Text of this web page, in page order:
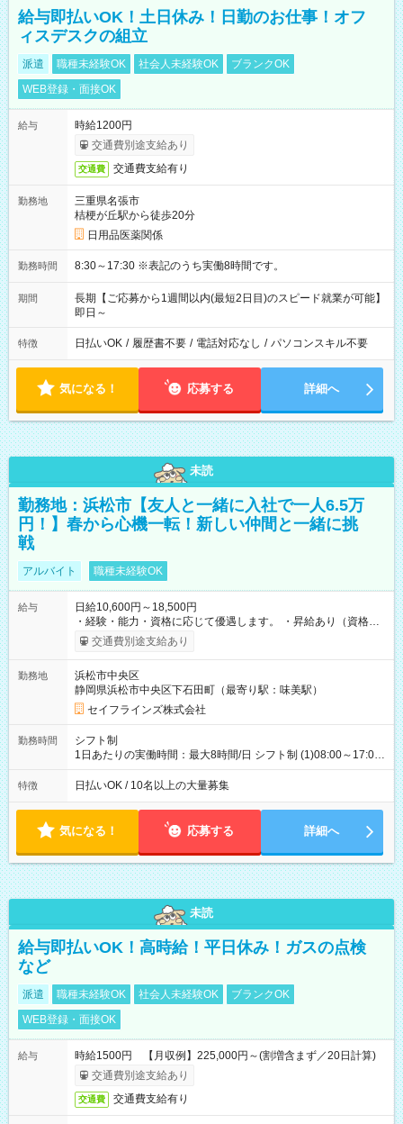
給与即払いOK！土日休み！日勤のお仕事！オフ
ィスデスクの組立
派遣 職種未経験OK 社会人未経験OK
ブランクOK
WEB登録・面接OK
給与
時給1200円
交通費別途支給あり
交通費 交通費支給有り
勤務地
三重県名張市
桔梗が丘駅から徒歩20分
日用品医薬関係
勤務時間 8:30～17:30 ※表記のうち実働8時間です。
期間
長期【ご応募から1週間以内(最短2日目)のスピード就業が可能】
即日～
特徴 日払いOK / 履歴書不要 / 電話対応なし / パソコンスキル不要
気になる！ 応募する 詳細へ
未読
勤務地：浜松市【友人と一緒に入社で一人6.5万
円！】春から心機一転！新しい仲間と一緒に挑
戦
アルバイト 職種未経験OK
給与
日給10,600円～18,500円
・経験・能力・資格に応じて優遇します。 ・昇給あり（資格取
得・勤務成績により随時） ・交通費全額支給（規定あり） ・日
払い・週払い制度あり（規定あり） ・早く勤務が終わっても日
支援あり（費用会社全額負担） ・紹介手当制度あり（最大
130,000円） 【試用期間】試用期間あり 試用期間の長さ：3ヶ月
雇用形態、給与は本採用時と同じです。
交通費別途支給あり
勤務地
浜松市中央区
静岡県浜松市中央区下石田町（最寄り駅：味美駅）
セイフラインズ株式会社
勤務時間
シフト制
1日あたりの実働時間：最大8時間/日 シフト制 (1)08:00～17:00
(2)21:00～06:00
特徴 日払いOK / 10名以上の大量募集
気になる！ 応募する 詳細へ
未読
給与即払いOK！高時給！平日休み！ガスの点検
など
派遣 職種未経験OK 社会人未経験OK
ブランクOK
WEB登録・面接OK
給与
時給1500円 【月収例】225,000円～(割増含まず／20日計算)
交通費別途支給あり
交通費 交通費支給有り